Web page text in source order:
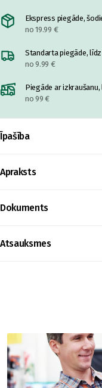
Ekspress piegāde,
no 19.99 €
Standarta piegāde,
no 9.99 €
Piegāde ar
no 99 €
Īpašība
Apraksts
Dokuments
Atsauksmes